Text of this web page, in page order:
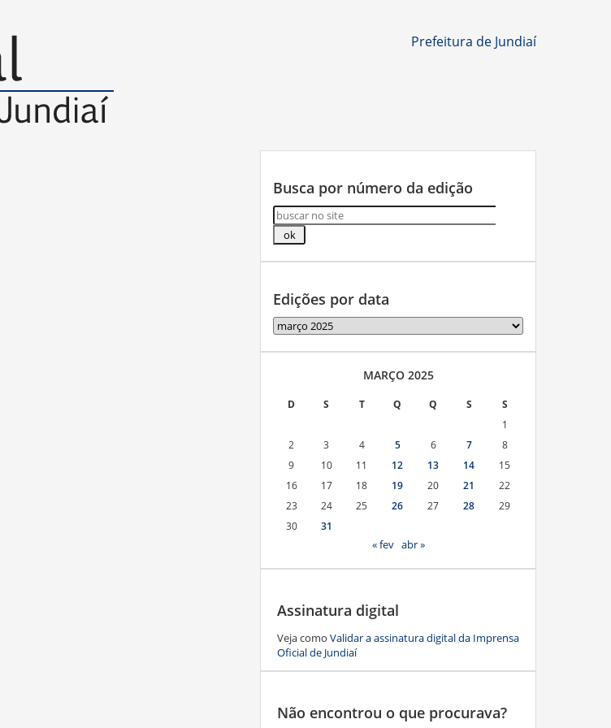
Prefeitura de Jundiaí
Busca por número da edição
Edições por data
Edições
por
data
MARÇO 2025
D S T Q Q S
S
1
2
3 4 5 6 7
8
9
10 11 12 13 14
15
16
17 18 19 20 21
22
23
24 25 26 27 28
29
30
31
« fev abr »
Assinatura digital
Veja como Validar a assinatura digital da Imprensa
Oficial de Jundiaí
Não encontrou o que procurava?